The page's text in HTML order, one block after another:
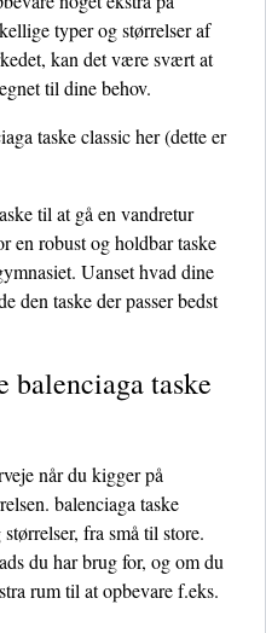
typer og størrelser af
kan det være svært at
til dine behov.
taske classic her(dette er
til at gå en vandretur
en robust og holdbar taske
Uanset hvad dine
den taske der passer bedst
taske
når du kigger på
balenciaga taske
fra små til store.
du har brug for, og om du
rum til at opbevare f.eks.